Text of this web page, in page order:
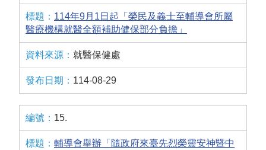
114年9月1日起「榮民及義士至輔導會所屬
醫療機構就醫全額補助健保部分負擔」
就醫保健處
114-08-29
15.
輔導會舉辦「隨政府來臺先烈榮靈安神暨中